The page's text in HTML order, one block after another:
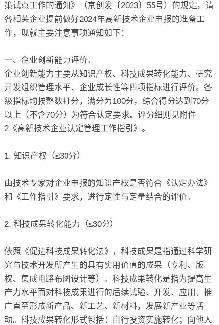
策试点工作的通知》（京创发〔2023〕55号）的规定，请
各相关企业提前做好2024年高新技术企业申报的准备工
作，现就主要注意事项通知如下：
一、企业创新能力评价。
企业创新能力主要从知识产权、科技成果转化能力、研究
开发组织管理水平、企业成长性等四项指标进行评价。各
级指标均按整数打分，满分为100分，综合得分达到70分
以上（不含70分）为符合认定要求。评分细则见 附件
2《高新技术企业认定管理工作指引》 。
1. 知识产权（≤30分）
由技术专家对企业申报的知识产权是否符合《认定办法》
和《工作指引》要求，进行定性与定量结合的评价。
2. 科技成果转化能力（≤30分）
依照《促进科技成果转化法》，科技成果是指通过科学研
究与技术开发所产生的具有实用价值的成果（专利、版
权、集成电路布图设计等）。科技成果转化是指为提高生
产力水平而对科技成果进行的后续试验、开发、应用、推
广直至形成新产品、新工艺、新材料，发展新产业等活
动。科技成果转化形式包括：自行投资实施转化；向他人